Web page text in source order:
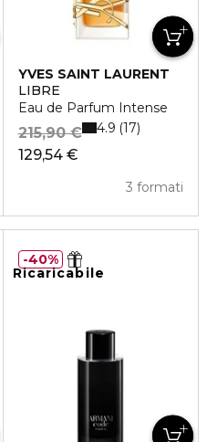
YVES SAINT LAURENT
LIBRE
Eau de Parfum Intense
129,54 €
215,90 €
3 formati
4.9 17
Ricaricabile
40%